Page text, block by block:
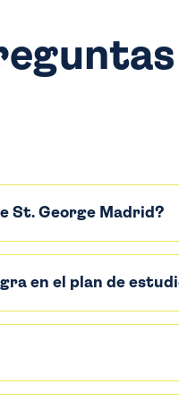
St. George Madrid?
en el plan de